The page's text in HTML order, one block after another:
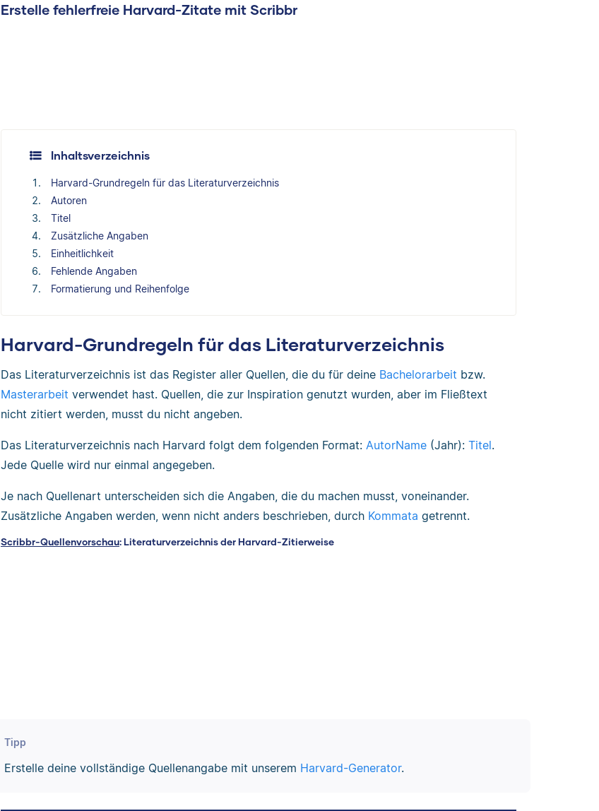
Erstelle fehlerfreie Harvard-Zitate mit Scribbr
Inhaltsverzeichnis
Harvard-Grundregeln für das Literaturverzeichnis
Autoren
Titel
Zusätzliche Angaben
Einheitlichkeit
Fehlende Angaben
Formatierung und Reihenfolge
Harvard-Grundregeln für das Literaturverzeichnis
Das Literaturverzeichnis ist das Register aller Quellen, die du für deine Bachelorarbeit bzw.
Masterarbeit verwendet hast. Quellen, die zur Inspiration genutzt wurden, aber im Fließtext
nicht zitiert werden, musst du nicht angeben.
Das Literaturverzeichnis nach Harvard folgt dem folgenden Format: AutorName (Jahr): Titel.
Jede Quelle wird nur einmal angegeben.
Je nach Quellenart unterscheiden sich die Angaben, die du machen musst, voneinander.
Zusätzliche Angaben werden, wenn nicht anders beschrieben, durch Kommata getrennt.
Scribbr-Quellenvorschau: Literaturverzeichnis der Harvard-Zitierweise
Tipp
Erstelle deine vollständige Quellenangabe mit unserem Harvard-Generator.